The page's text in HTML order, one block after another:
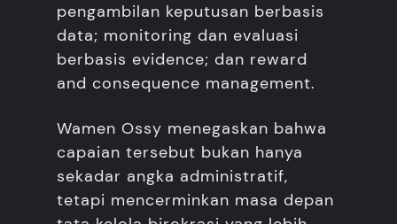
pengambilan keputusan berbasis
data; monitoring dan evaluasi
berbasis evidence; dan reward
and consequence management.
Wamen Ossy menegaskan bahwa
capaian tersebut bukan hanya
sekadar angka administratif,
tetapi mencerminkan masa depan